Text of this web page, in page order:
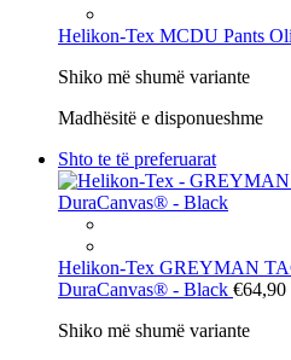
Helikon-Tex MCDU Pants
Shiko më shumë variante
Madhësitë e disponueshme
Shto te të preferuarat
Helikon-Tex GREYMAN
DuraCanvas® - Black €64,90
Shiko më shumë variante